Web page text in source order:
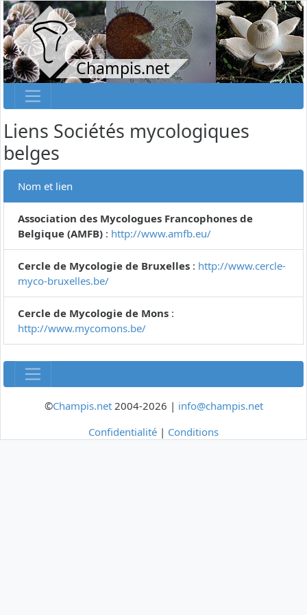
Champis.net
Liens Sociétés mycologiques
belges
Nom et lien
Association des Mycologues Francophones de
Belgique (AMFB) : http://www.amfb.eu/
Cercle de Mycologie de Bruxelles : http://www.cercle-
myco-bruxelles.be/
Cercle de Mycologie de Mons :
http://www.mycomons.be/
©Champis.net2004-2026 | info@champis.net
Confidentialité | Conditions